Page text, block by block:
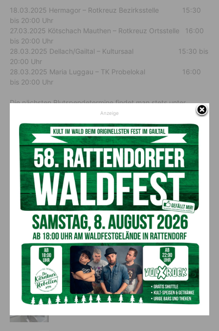
18.03.2025 Hermagor – Rotkreuz Bezirksstelle 15:30
bis 20:00 Uhr
27.03.2025 Kötschach Mauthen – Rotkreuz Ortsstelle 16:00
bis 20:00 Uhr
28.03.2025 Dellach/Gailtal – Kultursaal 15:30 bis
20:00 Uhr
28.03.2025 Maria Luggau – TK Probelokal 16:00
bis 20:00 Uhr
Die nächsten Blutspendetermine findet man stets unter
Vorheriger Artikel
Rat auf Draht: Villach-Attentat
– So helfen Sie jetzt Ihrem
Kind
Nächster Artikel
Aktion Glühwürmchen brachte
Kinder des Kindergartens
Pressegger See zum Leuchten
AKTUELLES
„Sein Charakter bleibt unersetzbar“ –
Fußballverein nimmt Abschied
Aktuell 7. August 2026
Bargeld im Bankomaten vergessen –
Polizei bittet um Hinweise
Anzeige